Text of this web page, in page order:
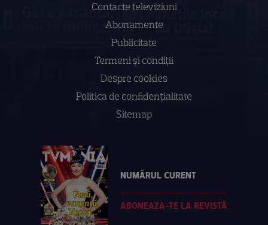
Contacte televiziuni
Abonamente
Publicitate
Termeni și condiții
Despre cookies
Politica de confidenţialitate
Sitemap
NUMĂRUL CURENT
ABONEAZA-TE LA REVISTĂ